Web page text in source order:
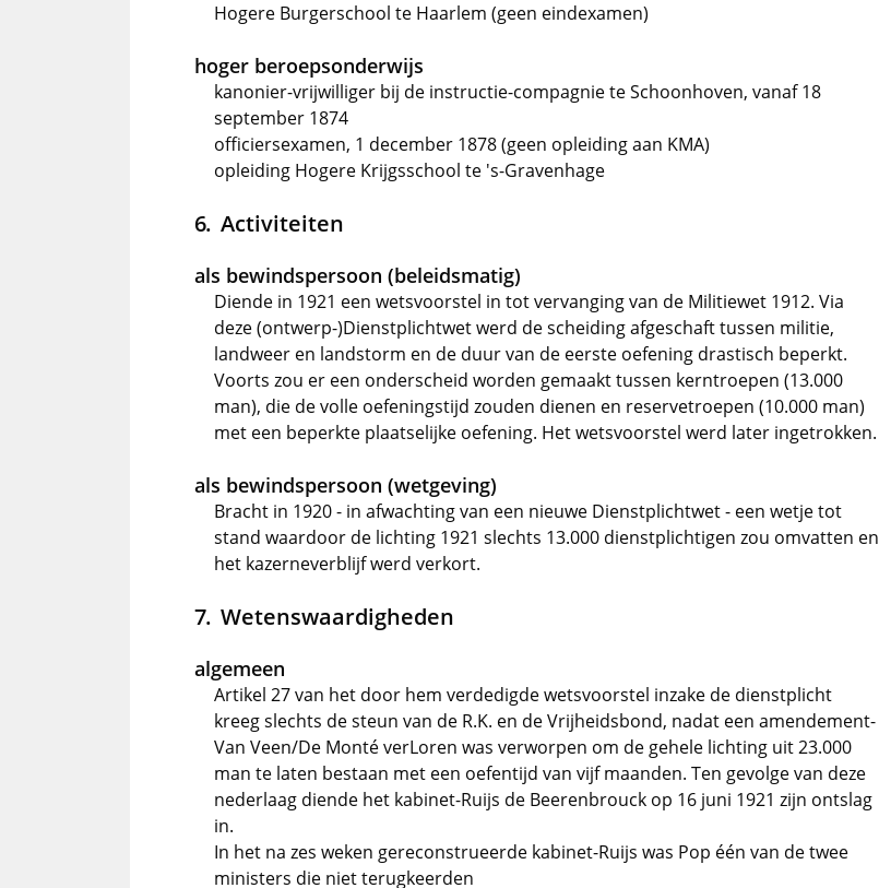
Hogere Burgerschool te Haarlem (geen eindexamen)
hoger beroepsonderwijs
kanonier-vrijwilliger bij de instructie-compagnie te Schoonhoven, vanaf 18
september 1874
officiersexamen, 1 december 1878 (geen opleiding aan KMA)
opleiding Hogere Krijgsschool te 's-Gravenhage
Activiteiten
als bewindspersoon (beleidsmatig)
Diende in 1921 een wetsvoorstel in tot vervanging van de Militiewet 1912. Via
deze (ontwerp-)Dienstplichtwet werd de scheiding afgeschaft tussen militie,
landweer en landstorm en de duur van de eerste oefening drastisch beperkt.
Voorts zou er een onderscheid worden gemaakt tussen kerntroepen (13.000
man), die de volle oefeningstijd zouden dienen en reservetroepen (10.000 man)
met een beperkte plaatselijke oefening. Het wetsvoorstel werd later ingetrokken.
als bewindspersoon (wetgeving)
Bracht in 1920 - in afwachting van een nieuwe Dienstplichtwet - een wetje tot
stand waardoor de lichting 1921 slechts 13.000 dienstplichtigen zou omvatten en
het kazerneverblijf werd verkort.
Wetenswaardigheden
algemeen
Artikel 27 van het door hem verdedigde wetsvoorstel inzake de dienstplicht
kreeg slechts de steun van de R.K. en de Vrijheidsbond, nadat een amendement-
Van Veen/De Monté verLoren was verworpen om de gehele lichting uit 23.000
man te laten bestaan met een oefentijd van vijf maanden. Ten gevolge van deze
nederlaag diende het kabinet-Ruijs de Beerenbrouck op 16 juni 1921 zijn ontslag
in.
In het na zes weken gereconstrueerde kabinet-Ruijs was Pop één van de twee
ministers die niet terugkeerden